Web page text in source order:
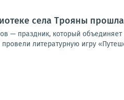
села Трояны
— праздник, который
литературную игру